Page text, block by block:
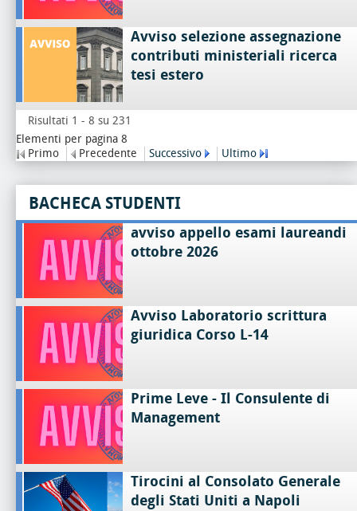
Avviso selezione assegnazione
contributi ministeriali ricerca
tesi estero
Risultati 1 - 8 su 231
Elementi per pagina 8
Primo
Precedente Successivo Ultimo
BACHECA STUDENTI
avviso appello esami laureandi
ottobre 2026
Avviso Laboratorio scrittura
giuridica Corso L-14
Prime Leve - Il Consulente di
Management
Tirocini al Consolato Generale
degli Stati Uniti a Napoli